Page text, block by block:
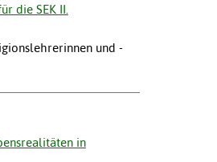
die SEK II.
und -
in